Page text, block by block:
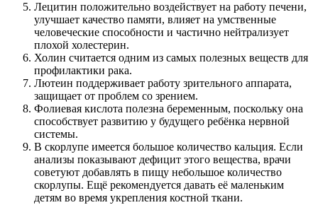
Лецитин положительно воздействует на работу печени,
улучшает качество памяти, влияет на умственные
человеческие способности и частично нейтрализует
плохой холестерин.
Холин считается одним из самых полезных веществ для
профилактики рака.
Лютеин поддерживает работу зрительного аппарата,
защищает от проблем со зрением.
Фолиевая кислота полезна беременным, поскольку она
способствует развитию у будущего ребёнка нервной
системы.
В скорлупе имеется большое количество кальция. Если
анализы показывают дефицит этого вещества, врачи
советуют добавлять в пищу небольшое количество
скорлупы. Ещё рекомендуется давать её маленьким
детям во время укрепления костной ткани.